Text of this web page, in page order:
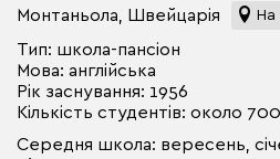
Монтаньола, Швейцарія На
Тип: школа-пансіон
Мова: англійська
Рік заснування: 1956
Кількість студентів: около 700
Середня школа: вересень,